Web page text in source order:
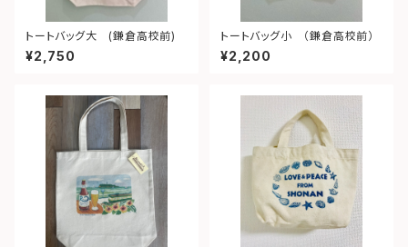
トートバッグ大 (鎌倉高校前)
¥2,750
トートバッグ小 （鎌倉高校前）
¥2,200